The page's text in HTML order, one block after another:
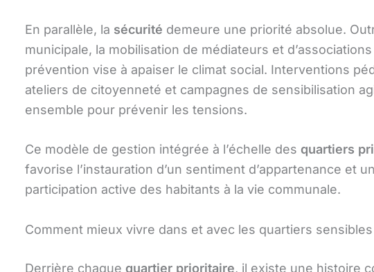
En parallèle, la sécurité demeure une priorité absolue.
municipale, la mobilisation de médiateurs et
prévention vise à apaiser le climat social. Interventions
ateliers de citoyenneté et campagnes de sensibilisation
ensemble pour prévenir les tensions.
Ce modèle de gestion intégrée à l’échelle des quartiers
favorise l’instauration d’un sentiment d’appartenance et
participation active des habitants à la vie communale.
Comment mieux vivre dans et avec les quartiers sensibles
Derrière chaque quartier prioritaire, il existe une histoire